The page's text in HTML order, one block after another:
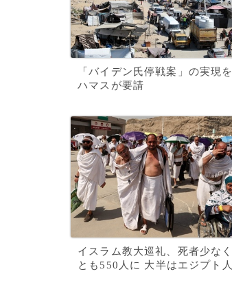
「バイデン氏停戦案」の実現を
ハマスが要請
イスラム教大巡礼、死者少なく
とも550人に 大半はエジプト人